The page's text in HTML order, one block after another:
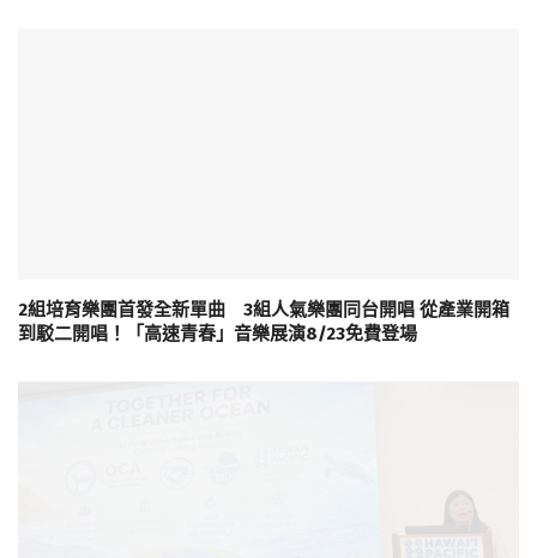
2組培育樂團首發全新單曲 3組人氣樂團同台開唱 從產業開箱
到駁二開唱！「高速青春」音樂展演8/23免費登場